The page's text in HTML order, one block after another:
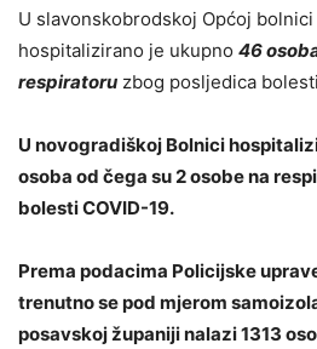
U slavonskobrodskoj Općoj
hospitalizirano je ukupno 46
respiratoru zbog posljedica
U novogradiškoj Bolnici
osoba od čega su 2 osobe na
bolesti COVID-19.
Prema podacima Policijske
trenutno se pod mjerom
posavskoj županiji nalazi 1313